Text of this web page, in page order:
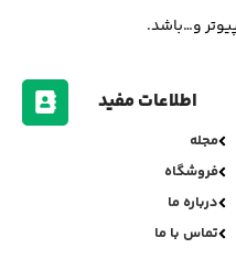
و…باشد.
اطلاعات مفید
مجله
فروشگاه
درباره ما
تماس با ما